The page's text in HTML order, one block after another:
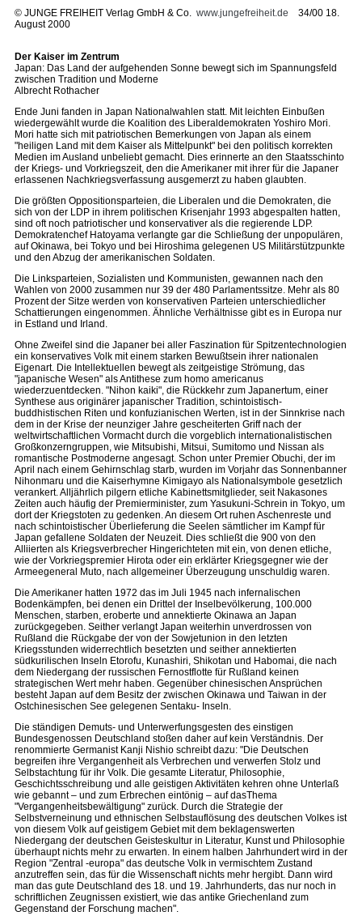
© JUNGE FREIHEIT Verlag GmbH & Co. www.jungefreiheit.de 34/00 18.
August 2000
Der Kaiser im Zentrum
Japan: Das Land der aufgehenden Sonne bewegt sich im Spannungsfeld
zwischen Tradition und Moderne
Albrecht Rothacher
Ende Juni fanden in Japan Nationalwahlen statt. Mit leichten Einbußen
wiedergewählt wurde die Koalition des Liberaldemokraten Yoshiro Mori.
Mori hatte sich mit patriotischen Bemerkungen von Japan als einem
"heiligen Land mit dem Kaiser als Mittelpunkt" bei den politisch korrekten
Medien im Ausland unbeliebt gemacht. Dies erinnerte an den Staatsschinto
der Kriegs- und Vorkriegszeit, den die Amerikaner mit ihrer für die Japaner
erlassenen Nachkriegsverfassung ausgemerzt zu haben glaubten.
Die größten Oppositionsparteien, die Liberalen und die Demokraten, die
sich von der LDP in ihrem politischen Krisenjahr 1993 abgespalten hatten,
sind oft noch patriotischer und konservativer als die regierende LDP.
Demokratenchef Hatoyama verlangte gar die Schließung der unpopulären,
auf Okinawa, bei Tokyo und bei Hiroshima gelegenen US Militärstützpunkte
und den Abzug der amerikanischen Soldaten.
Die Linksparteien, Sozialisten und Kommunisten, gewannen nach den
Wahlen von 2000 zusammen nur 39 der 480 Parlamentssitze. Mehr als 80
Prozent der Sitze werden von konservativen Parteien unterschiedlicher
Schattierungen eingenommen. Ähnliche Verhältnisse gibt es in Europa nur
in Estland und Irland.
Ohne Zweifel sind die Japaner bei aller Faszination für Spitzentechnologien
ein konservatives Volk mit einem starken Bewußtsein ihrer nationalen
Eigenart. Die Intellektuellen bewegt als zeitgeistige Strömung, das
"japanische Wesen" als Antithese zum homo americanus
wiederzuentdecken. "Nihon kaiki", die Rückkehr zum Japanertum, einer
Synthese aus originärer japanischer Tradition, schintoistisch-
buddhistischen Riten und konfuzianischen Werten, ist in der Sinnkrise nach
dem in der Krise der neunziger Jahre gescheiterten Griff nach der
weltwirtschaftlichen Vormacht durch die vorgeblich internationalistischen
Großkonzerngruppen, wie Mitsubishi, Mitsui, Sumitomo und Nissan als
romantische Postmoderne angesagt. Schon unter Premier Obuchi, der im
April nach einem Gehirnschlag starb, wurden im Vorjahr das Sonnenbanner
Nihonmaru und die Kaiserhymne Kimigayo als Nationalsymbole gesetzlich
verankert. Alljährlich pilgern etliche Kabinettsmitglieder, seit Nakasones
Zeiten auch häufig der Premierminister, zum Yasukuni-Schrein in Tokyo, um
dort der Kriegstoten zu gedenken. An diesem Ort ruhen Aschenreste und
nach schintoistischer Überlieferung die Seelen sämtlicher im Kampf für
Japan gefallene Soldaten der Neuzeit. Dies schließt die 900 von den
Alliierten als Kriegsverbrecher Hingerichteten mit ein, von denen etliche,
wie der Vorkriegspremier Hirota oder ein erklärter Kriegsgegner wie der
Armeegeneral Muto, nach allgemeiner Überzeugung unschuldig waren.
Die Amerikaner hatten 1972 das im Juli 1945 nach infernalischen
Bodenkämpfen, bei denen ein Drittel der Inselbevölkerung, 100.000
Menschen, starben, eroberte und annektierte Okinawa an Japan
zurückgegeben. Seither verlangt Japan weiterhin unverdrossen von
Rußland die Rückgabe der von der Sowjetunion in den letzten
Kriegsstunden widerrechtlich besetzten und seither annektierten
südkurilischen Inseln Etorofu, Kunashiri, Shikotan und Habomai, die nach
dem Niedergang der russischen Fernostflotte für Rußland keinen
strategischen Wert mehr haben. Gegenüber chinesischen Ansprüchen
besteht Japan auf dem Besitz der zwischen Okinawa und Taiwan in der
Ostchinesischen See gelegenen Sentaku- Inseln.
Die ständigen Demuts- und Unterwerfungsgesten des einstigen
Bundesgenossen Deutschland stoßen daher auf kein Verständnis. Der
renommierte Germanist Kanji Nishio schreibt dazu: "Die Deutschen
begreifen ihre Vergangenheit als Verbrechen und verwerfen Stolz und
Selbstachtung für ihr Volk. Die gesamte Literatur, Philosophie,
Geschichtsschreibung und alle geistigen Aktivitäten kehren ohne Unterlaß
wie gebannt – und zum Erbrechen eintönig – auf dasThema
"Vergangenheitsbewältigung" zurück. Durch die Strategie der
Selbstverneinung und ethnischen Selbstauflösung des deutschen Volkes ist
von diesem Volk auf geistigem Gebiet mit dem beklagenswerten
Niedergang der deutschen Geisteskultur in Literatur, Kunst und Philosophie
überhaupt nichts mehr zu erwarten. In einem halben Jahrhundert wird in der
Region "Zentral -europa" das deutsche Volk in vermischtem Zustand
anzutreffen sein, das für die Wissenschaft nichts mehr hergibt. Dann wird
man das gute Deutschland des 18. und 19. Jahrhunderts, das nur noch in
schriftlichen Zeugnissen existiert, wie das antike Griechenland zum
Gegenstand der Forschung machen".